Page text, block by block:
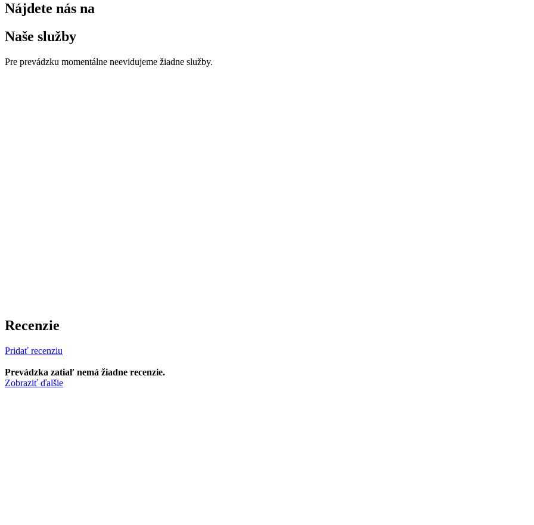
Nájdete nás na
Naše služby
Pre prevádzku momentálne neevidujeme žiadne služby.
Recenzie
Pridať recenziu
Prevádzka zatiaľ nemá žiadne recenzie.
Zobraziť ďalšie